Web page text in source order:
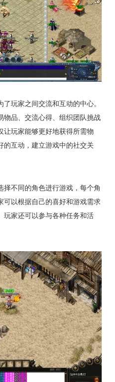
玩家之间交流和互动的中心。
物品、交流心得、组织团队挑战
让玩家能够更好地获得所需物
的互动，建立游戏中的社交关
不同的角色进行游戏，每个角
可以根据自己的喜好和游戏需求
玩家还可以参与各种任务和活